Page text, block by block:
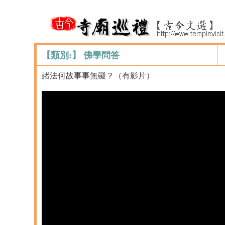
【類別:】 佛學問答
諸法何故事事無礙？（有影片）